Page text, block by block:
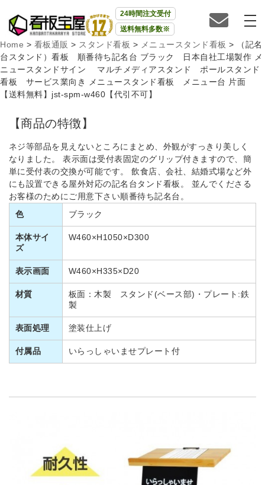
24時間注文受付
送料無料多数※
Home > 看板通販 > スタンド看板 > メニュースタンド看板 >
（記名
台スタンド）看板 順番待ち記名台 ブラック 日本自社工場製作 メ
ニュースタンドサイン マルチメディアスタンド ポールスタンド
看板 サービス業向き メニュースタンド看板 メニュー台 片面
【送料無料】jst-spm-w460【代引不可】
【商品の特徴】
ネジ等部品を見えないところにまとめ、外観がすっきり美しく
なりました。 表示面は受付表固定のグリップ付きますので、簡
単に受付表の交換が可能です。 飲食店、会社、結婚式場など外
にも設置できる屋外対応の記名台タンド看板。 並んでくださる
お客様のためにご用意下さい順番待ち記名台。
色
ブラック
本体サイ
ズ
W460×H1050×D300
表示画面 W460×H335×D20
材質
板面：木製 スタンド(ベース部)・プレート:鉄
製
表面処理 塗装仕上げ
付属品 いらっしゃいませプレート付